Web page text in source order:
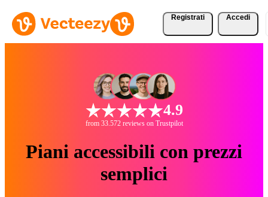
Registrati Accedi
4.9
from 33.572 reviews on Trustpilot
Piani accessibili con prezzi
semplici